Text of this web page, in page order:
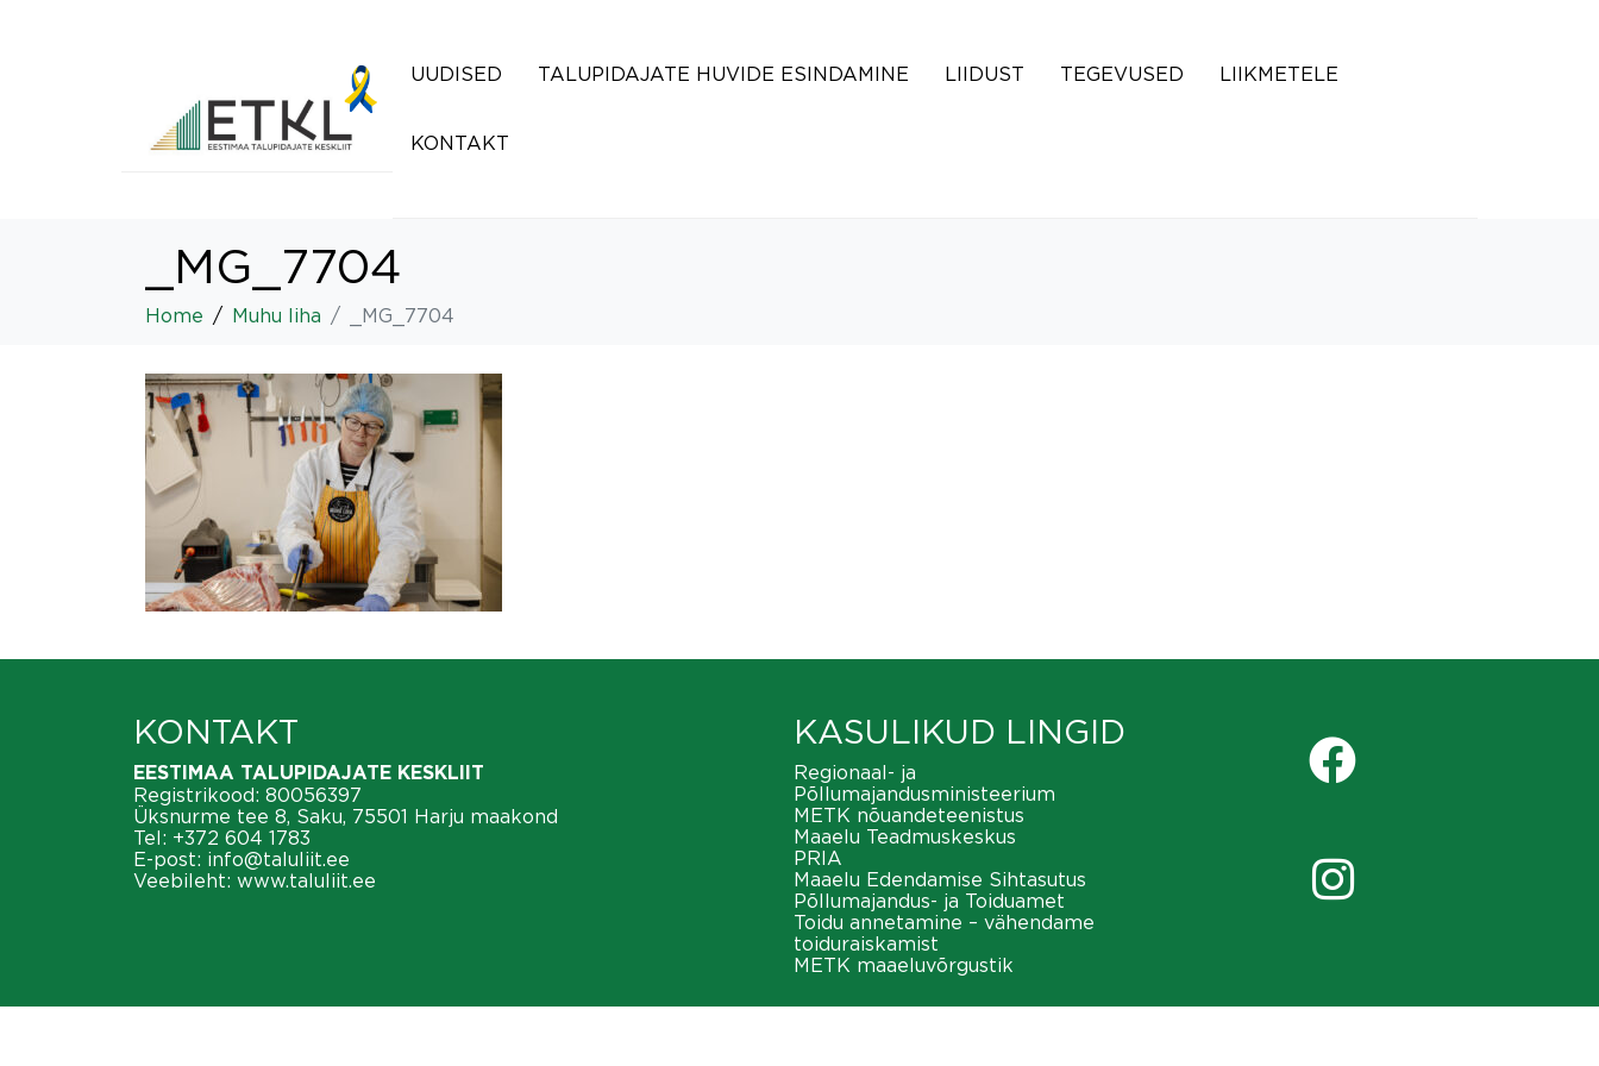
UUDISED TALUPIDAJATE HUVIDE ESINDAMINE LIIDUST TEGEVUSED LIIKMETELE
KONTAKT
_MG_7704
Home Muhu liha _MG_7704
KONTAKT
EESTIMAA TALUPIDAJATE KESKLIIT
Registrikood: 80056397
Üksnurme tee 8, Saku, 75501 Harju maakond
Tel: +372 604 1783
E-post: info@taluliit.ee
Veebileht: www.taluliit.ee
KASULIKUD LINGID
Regionaal- ja
Põllumajandusministeerium
METK nõuandeteenistus
Maaelu Teadmuskeskus
PRIA
Maaelu Edendamise Sihtasutus
Põllumajandus- ja Toiduamet
Toidu annetamine – vähendame
toiduraiskamist
METK maaeluvõrgustik